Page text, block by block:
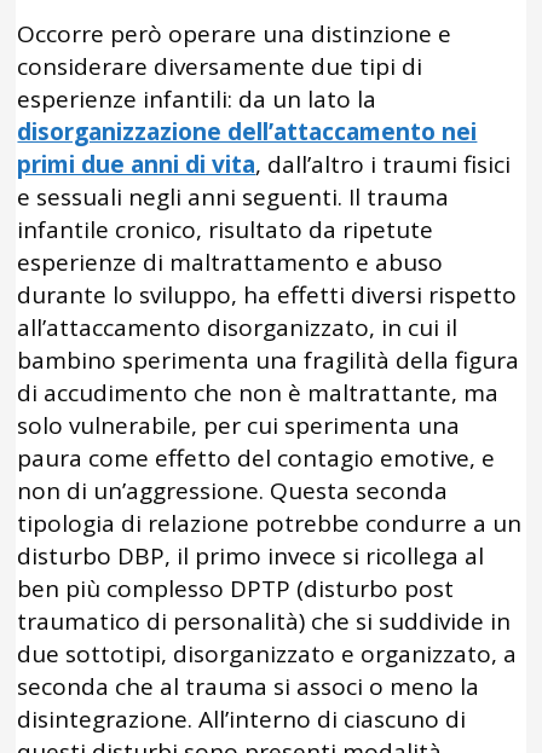
Occorre però operare una distinzione e
considerare diversamente due tipi di
esperienze infantili: da un lato la
disorganizzazione dell’attaccamento nei
primi due anni di vita, dall’altro i traumi fisici
e sessuali negli anni seguenti. Il trauma
infantile cronico, risultato da ripetute
esperienze di maltrattamento e abuso
durante lo sviluppo, ha effetti diversi rispetto
all’attaccamento disorganizzato, in cui il
bambino sperimenta una fragilità della figura
di accudimento che non è maltrattante, ma
solo vulnerabile, per cui sperimenta una
paura come effetto del contagio emotive, e
non di un’aggressione. Questa seconda
tipologia di relazione potrebbe condurre a un
disturbo DBP, il primo invece si ricollega al
ben più complesso DPTP (disturbo post
traumatico di personalità) che si suddivide in
due sottotipi, disorganizzato e organizzato, a
seconda che al trauma si associ o meno la
disintegrazione. All’interno di ciascuno di